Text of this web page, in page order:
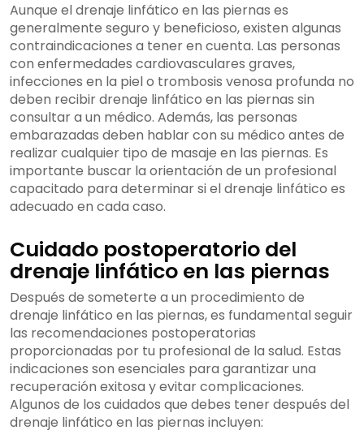
Aunque el drenaje linfático en las piernas es
generalmente seguro y beneficioso, existen algunas
contraindicaciones a tener en cuenta. Las personas
con enfermedades cardiovasculares graves,
infecciones en la piel o trombosis venosa profunda no
deben recibir drenaje linfático en las piernas sin
consultar a un médico. Además, las personas
embarazadas deben hablar con su médico antes de
realizar cualquier tipo de masaje en las piernas. Es
importante buscar la orientación de un profesional
capacitado para determinar si el drenaje linfático es
adecuado en cada caso.
Cuidado postoperatorio del
drenaje linfático en las piernas
Después de someterte a un procedimiento de
drenaje linfático en las piernas, es fundamental seguir
las recomendaciones postoperatorias
proporcionadas por tu profesional de la salud. Estas
indicaciones son esenciales para garantizar una
recuperación exitosa y evitar complicaciones.
Algunos de los cuidados que debes tener después del
drenaje linfático en las piernas incluyen: